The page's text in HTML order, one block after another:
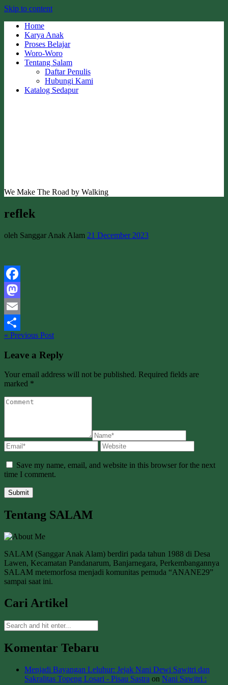
Skip to content
Home
Karya Anak
Proses Belajar
Woro-Woro
Tentang Salam
Daftar Penulis
Hubungi Kami
Katalog Sedapur
We Make The Road by Walking
reflek
oleh Sanggar Anak Alam 21 December 2023
Facebook
Mastodon
Email
Share
« Previous Post
Leave a Reply
Your email address will not be published. Required fields are
marked *
Save my name, email, and website in this browser for the next
time I comment.
Tentang SALAM
SALAM (Sanggar Anak Alam) berdiri pada tahun 1988 di Desa
Lawen, Kecamatan Pandanarum, Banjarnegara, Perkembangannya
SALAM metemorfosa menjadi komunitas pemuda “ANANE29”
sampai saat ini.
Cari Artikel
Komentar Tebaru
Menjadi Bayangan Leluhur: Jejak Nani Dewi Sawitri dan
Sakralitas Topeng Losari - Pisau Sastra on Nani Sawitri :